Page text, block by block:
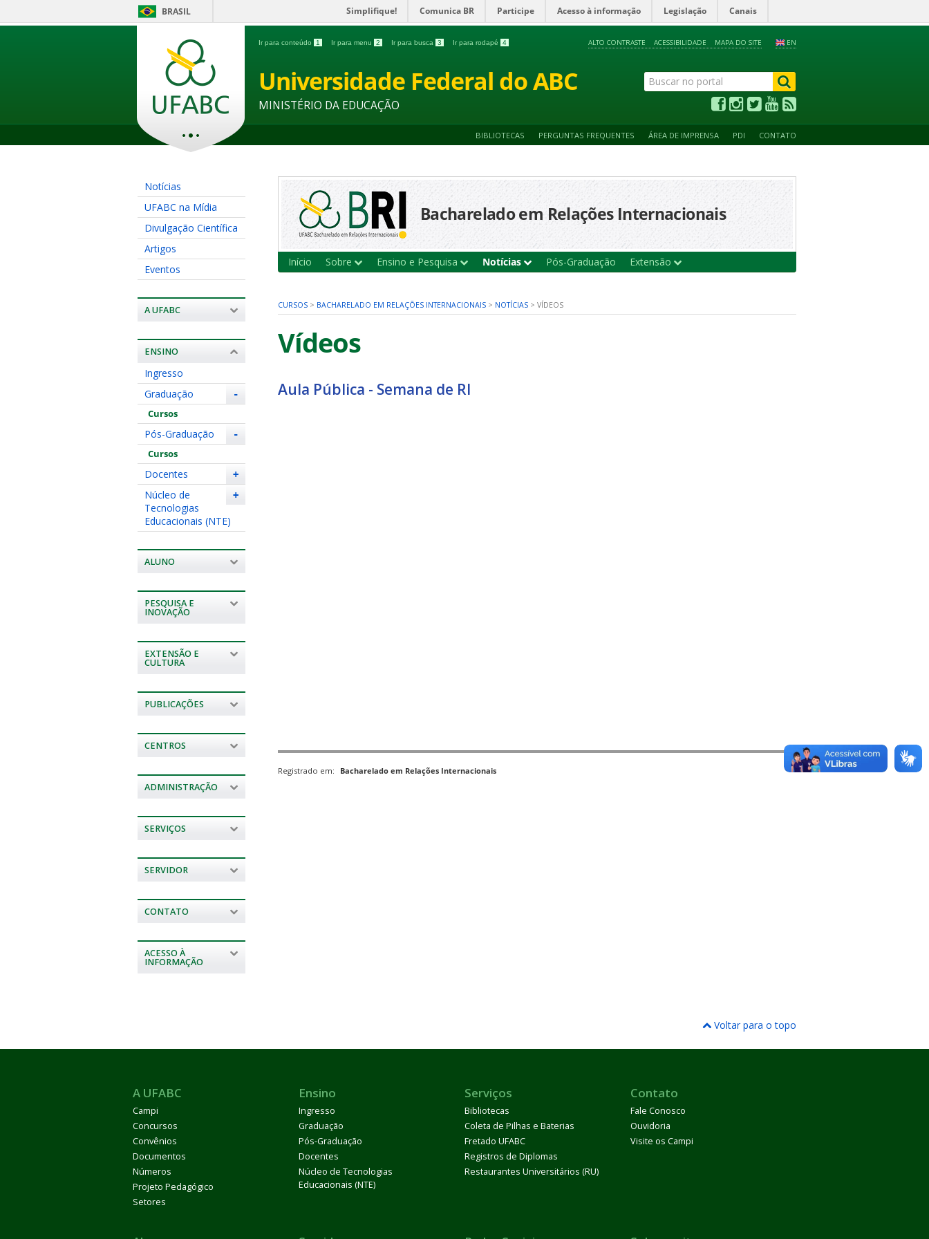
BRASIL Simplifique! Comunica BR Participe Acesso à informação Legislação Canais
Ir para conteúdo 1 Ir para menu 2 Ir para busca 3 Ir para rodapé 4 EN
ALTO CONTRASTE ACESSIBILIDADE MAPA DO SITE
Universidade Federal do ABC
MINISTÉRIO DA EDUCAÇÃO
BIBLIOTECAS PERGUNTAS FREQUENTES ÁREA DE IMPRENSA PDI CONTATO
Notícias
UFABC na Mídia
Divulgação Científica
Artigos
Eventos
A UFABC
ENSINO
Ingresso
-
Graduação
Cursos
-
Pós-Graduação
Cursos
+
Docentes
+
Núcleo de
Tecnologias
Educacionais (NTE)
ALUNO
PESQUISA E
INOVAÇÃO
EXTENSÃO E
CULTURA
PUBLICAÇÕES
CENTROS
ADMINISTRAÇÃO
SERVIÇOS
SERVIDOR
CONTATO
ACESSO À
INFORMAÇÃO
Bacharelado em Relações Internacionais
Início Sobre Ensino e Pesquisa Notícias Pós-Graduação Extensão
CURSOS > BACHARELADO EM RELAÇÕES INTERNACIONAIS > NOTÍCIAS > VÍDEOS
Vídeos
Aula Pública - Semana de RI
Registrado em: Bacharelado em Relações Internacionais
Voltar para o topo
A UFABC
Campi
Concursos
Convênios
Documentos
Números
Projeto Pedagógico
Setores
Ensino
Ingresso
Graduação
Pós-Graduação
Docentes
Núcleo de Tecnologias
Educacionais (NTE)
Serviços
Bibliotecas
Coleta de Pilhas e Baterias
Fretado UFABC
Registros de Diplomas
Restaurantes Universitários (RU)
Contato
Fale Conosco
Ouvidoria
Visite os Campi